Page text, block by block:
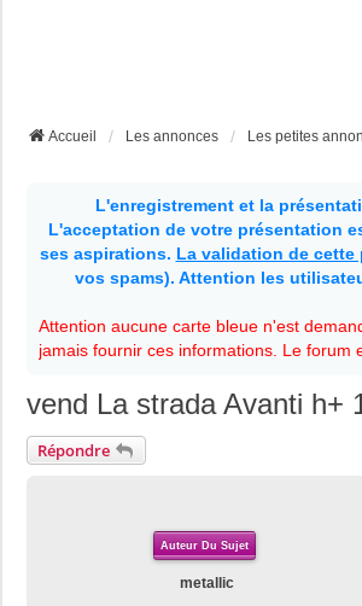
Accueil Les annonces Les petites
L'enregistrement et la
L'acceptation de votre présentation
ses aspirations. La validation de cette
vos spams). Attention les
Attention aucune carte bleue n'est
jamais fournir ces informations. Le forum
vend La strada Avanti h+
Répondre
Auteur Du Sujet
metallic